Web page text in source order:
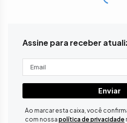
Assine para receber
Enviar
Ao marcar esta caixa, você
com nossa política de privacidade